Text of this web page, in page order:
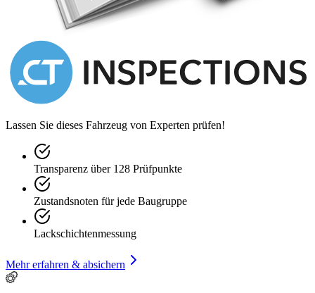
desweiteren Ausstattung die zu der damaligen Zeit sehr beliebt
-2 Recaro Sportsitze links / rechts
-Hosenträgergurte links / rechts
-elektr. Fensterheber nachgerüstet
-zusätzliche Lautsprecher
-Radio-Cassette
Serienausstattung:
-Drehzahlmesser
-Tachometer
-Kraftstoffanzeiger
-Amperemeter
-Ölmanometer
-Kühlmitteltermpmeter
-Zeituhr
-Lichthebel mit Gestänge u. Seilzug zur Klappbetätigung der
Scheinwerfer
Wir haben jetzt folgende Wartungsarbeiten neu gemacht:
-Motorölwechsel
Lassen Sie dieses Fahrzeug von Experten prüfen!
Transparenz über 128 Prüfpunkte
Zustandsnoten für jede Baugruppe
Lackschichtenmessung
Mehr erfahren & absichern